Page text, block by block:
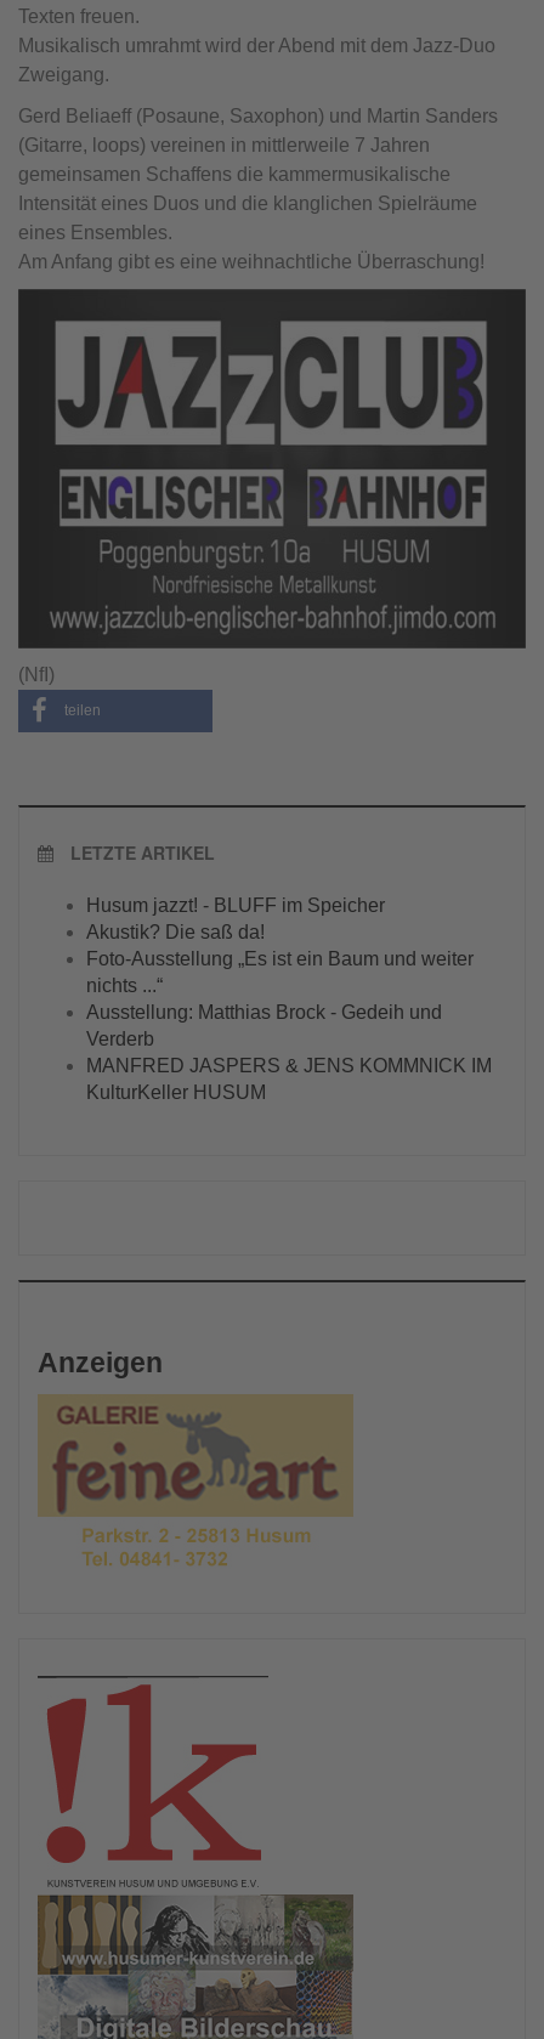
Texten freuen.
Musikalisch umrahmt wird der Abend mit dem Jazz-Duo
Zweigang.
Gerd Beliaeff (Posaune, Saxophon) und Martin Sanders
(Gitarre, loops) vereinen in mittlerweile 7 Jahren
gemeinsamen Schaffens die kammermusikalische
Intensität eines Duos und die klanglichen Spielräume
eines Ensembles.
Am Anfang gibt es eine weihnachtliche Überraschung!
(NfI)
teilen
LETZTE ARTIKEL
Husum jazzt! - BLUFF im Speicher
Akustik? Die saß da!
Foto-Ausstellung „Es ist ein Baum und weiter
nichts ...“
Ausstellung: Matthias Brock - Gedeih und
Verderb
MANFRED JASPERS & JENS KOMMNICK IM
KulturKeller HUSUM
Anzeigen